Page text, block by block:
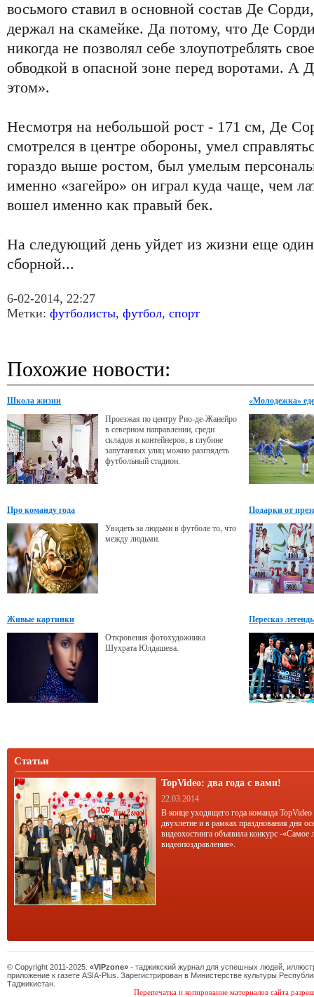
восьмого ставил в основной состав Де
держал на скамейке. Да потому, что Де
никогда не позволял себе злоупотреблять
обводкой в опасной зоне перед воротами. А
этом».
Несмотря на небольшой рост - 171 см, Де
смотрелся в центре обороны, умел
гораздо выше ростом, был умелым
именно «загейро» он играл куда чаще, чем
вошел именно как правый бек.
На следующий день уйдет из жизни еще
сборной...
6-02-2014, 22:27
Метки: футболисты, футбол, спорт
Похожие новости:
Школа жизни
Проезжая по центру Рио-де-Жанейро
в северном направлении, среди
складов и контейнеров, в глубине
запутанных улиц можно разглядеть
футбольный стадион.
«Молодежка»
Про команду года
Увидеть за людьми в футболе то, что
между людьми.
Подарки от
Живые картинки
Откровения фотохудожника
Шухрата Юлдашева.
Пересказ
Статьи
TopVideo: два года с вами!
22.03.2014
В конце уходящего года команда TopVideo
двухлетие и в рамках празднования дня
видеохостинга объявила конкурс -«Самое
видеопоздравление».
© Copyright 2011-2025. «VIPzone» - таджикский журнал для успешных людей,
приложение к газете ASIA-Plus. Зарегистрирован в Министерстве культуры
Таджикистан.
Перепечатка и копирование материалов сайта